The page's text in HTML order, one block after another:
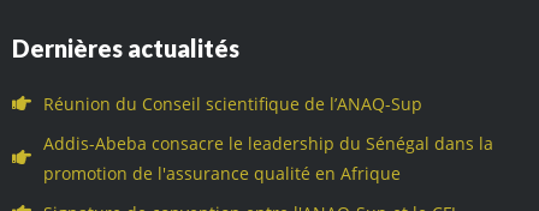
Dernières actualités
Réunion du Conseil scientifique de l’ANAQ-Sup
Addis-Abeba consacre le leadership du Sénégal dans la
promotion de l'assurance qualité en Afrique